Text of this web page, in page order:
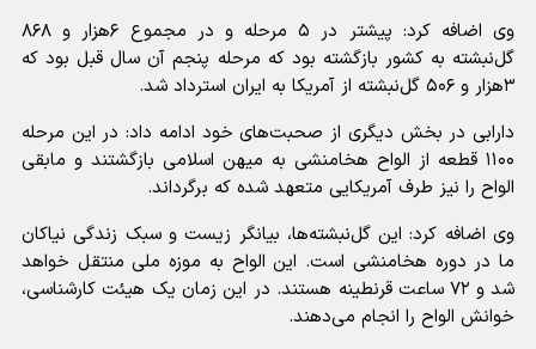
وی اضافه کرد: پیشتر در ۵ مرحله و در مجموع ۶هزار و ۸۶۸
گل‌نبشته به کشور بازگشته بود که مرحله پنجم آن سال قبل بود که
۳هزار و ۵۰۶ گل‌نبشته از آمریکا به ایران استرداد شد.
دارابی در بخش دیگری از صحبت‌های خود ادامه داد: در این مرحله
۱۱۰۰ قطعه از الواح هخامنشی به میهن اسلامی بازگشتند و مابقی
الواح را نیز طرف آمریکایی متعهد شده که برگرداند.
وی اضافه کرد: این گل‌نبشته‌ها، بیانگر زیست و سبک زندگی نیاکان
ما در دوره هخامنشی است. این الواح به موزه ملی منتقل خواهد
شد و ۷۲ ساعت قرنطینه هستند. در این زمان یک هیئت کارشناسی،
خوانش الواح را انجام می‌دهند.